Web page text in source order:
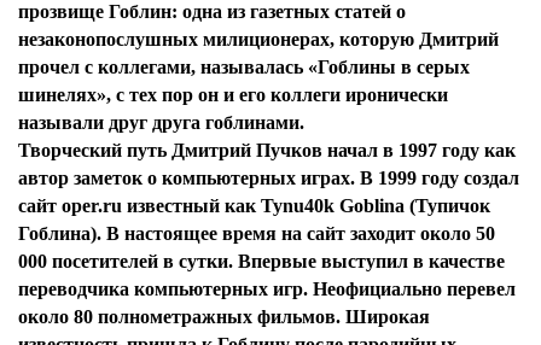
прозвище Гоблин: одна из газетных статей о
незаконопослушных милиционерах, которую Дмитрий
прочел с коллегами, называлась «Гоблины в серых
шинелях», с тех пор он и его коллеги иронически
называли друг друга гоблинами.
Творческий путь Дмитрий Пучков начал в 1997 году как
автор заметок о компьютерных играх. В 1999 году создал
сайт oper.ru известный как Tynu40k Goblina (Тупичок
Гоблина). В настоящее время на сайт заходит около 50
000 посетителей в сутки. Впервые выступил в качестве
переводчика компьютерных игр. Неофициально перевел
около 80 полнометражных фильмов. Широкая